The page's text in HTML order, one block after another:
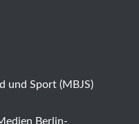
und Sport (MBJS)
Berlin-